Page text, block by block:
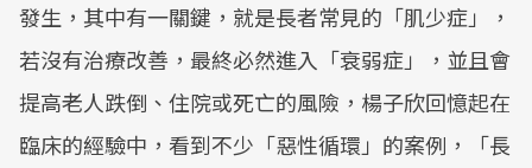
發生，其中有一關鍵，就是長者常見的「肌少症」，
若沒有治療改善，最終必然進入「衰弱症」，並且會
提高老人跌倒、住院或死亡的風險，楊子欣回憶起在
臨床的經驗中，看到不少「惡性循環」的案例，「長